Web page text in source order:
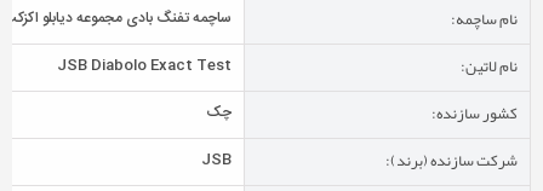
نام ساچمه: ساچمه تفنگ بادی مجموعه دیابلو
نام لاتین: JSB Diabolo Exact Test
کشور سازنده: چک
شرکت سازنده (برند): JSB